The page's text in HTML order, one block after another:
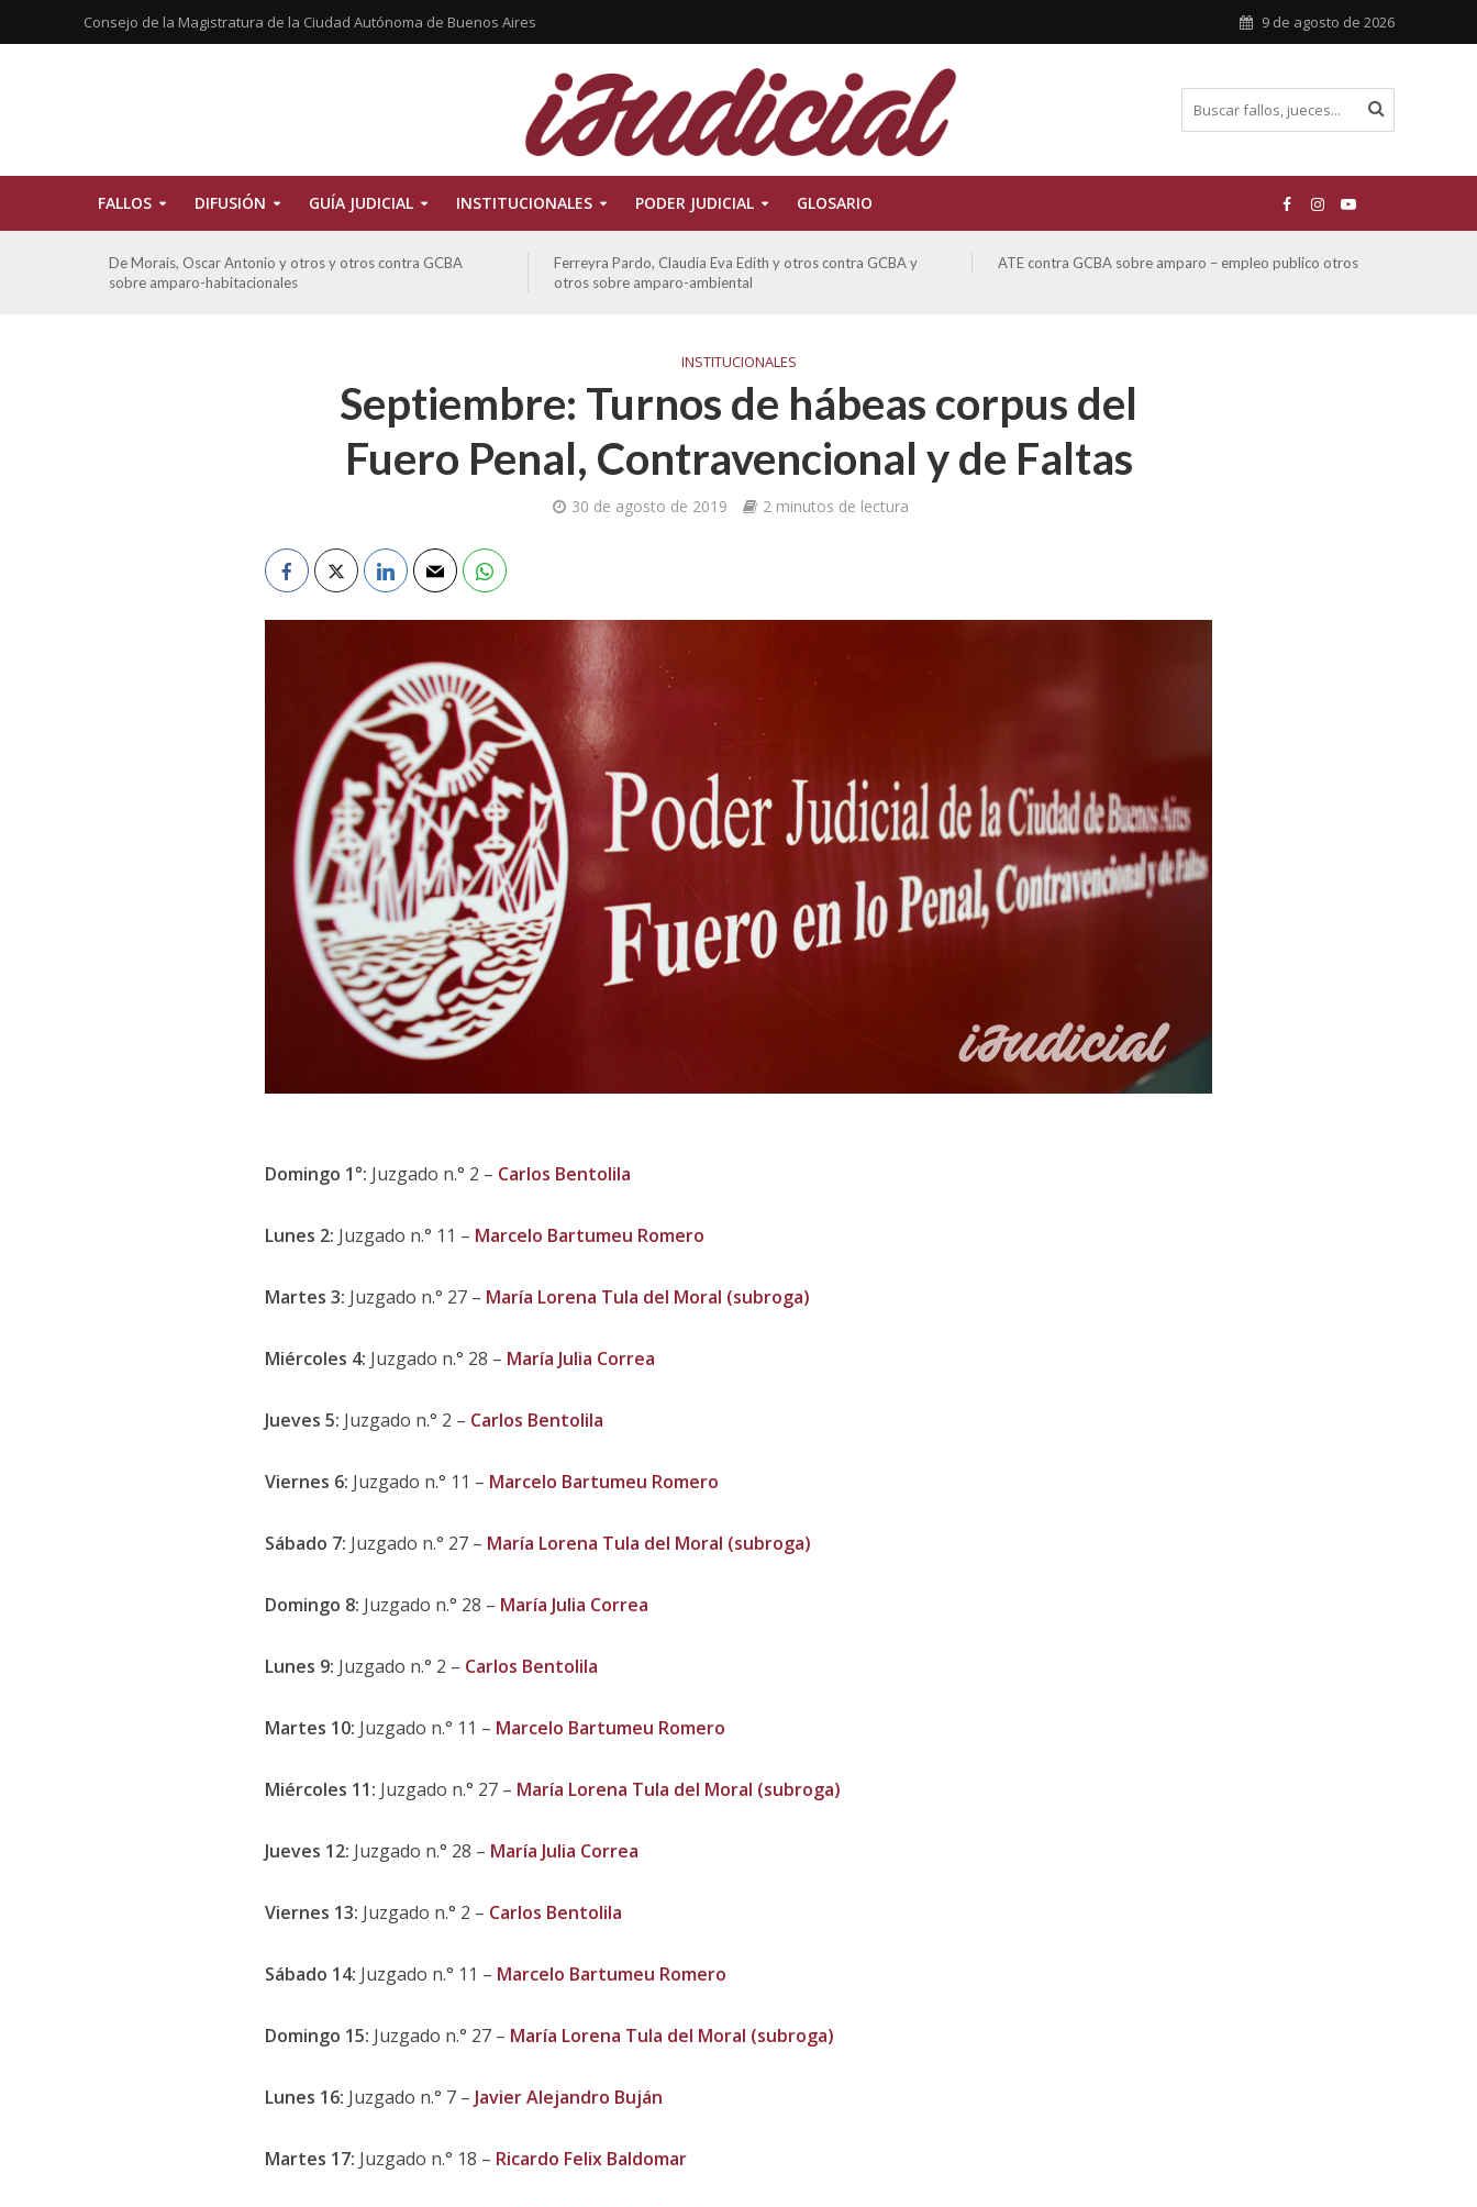
Consejo de la Magistratura de la Ciudad Autónoma de Buenos Aires 9 de agosto de 2026
FALLOS DIFUSIÓN GUÍA JUDICIAL INSTITUCIONALES PODER JUDICIAL GLOSARIO
De Morais, Oscar Antonio y otros y otros contra GCBA
sobre amparo-habitacionales
Ferreyra Pardo, Claudia Eva Edith y otros contra GCBA y
otros sobre amparo-ambiental
ATE contra GCBA sobre amparo – empleo publico otros
INSTITUCIONALES
Septiembre: Turnos de hábeas corpus del
Fuero Penal, Contravencional y de Faltas
30 de agosto de 2019 2 minutos de lectura
Domingo 1°: Juzgado n.° 2 – Carlos Bentolila
Lunes 2: Juzgado n.° 11 – Marcelo Bartumeu Romero
Martes 3: Juzgado n.° 27 – María Lorena Tula del Moral (subroga)
Miércoles 4: Juzgado n.° 28 – María Julia Correa
Jueves 5: Juzgado n.° 2 – Carlos Bentolila
Viernes 6: Juzgado n.° 11 – Marcelo Bartumeu Romero
Sábado 7: Juzgado n.° 27 – María Lorena Tula del Moral (subroga)
Domingo 8: Juzgado n.° 28 – María Julia Correa
Lunes 9: Juzgado n.° 2 – Carlos Bentolila
Martes 10: Juzgado n.° 11 – Marcelo Bartumeu Romero
Miércoles 11: Juzgado n.° 27 – María Lorena Tula del Moral (subroga)
Jueves 12: Juzgado n.° 28 – María Julia Correa
Viernes 13: Juzgado n.° 2 – Carlos Bentolila
Sábado 14: Juzgado n.° 11 – Marcelo Bartumeu Romero
Domingo 15: Juzgado n.° 27 – María Lorena Tula del Moral (subroga)
Lunes 16: Juzgado n.° 7 – Javier Alejandro Buján
Martes 17: Juzgado n.° 18 – Ricardo Felix Baldomar